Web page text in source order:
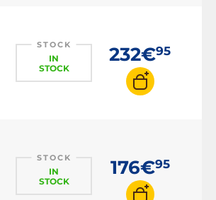
STOCK
IN
STOCK
232€95
STOCK
IN
STOCK
176€95